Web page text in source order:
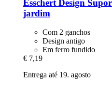
Esschert Design
jardim
Com 2 ganchos
Design antigo
Em ferro fundido
€ 7,19
Entrega até 19. agosto